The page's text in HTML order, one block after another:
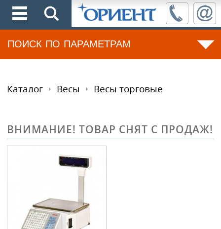
ПОИСК ПО ПАРАМЕТРАМ
Каталог Весы Весы торговые
ВНИМАНИЕ! ТОВАР СНЯТ С ПРОДАЖ!